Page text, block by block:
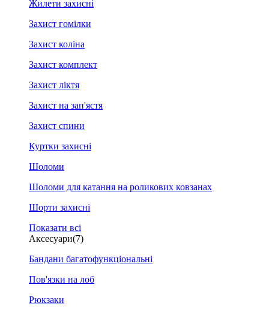
Жилети захисні
Захист гомілки
Захист коліна
Захист комплект
Захист ліктя
Захист на зап'ястя
Захист спини
Куртки захисні
Шоломи
Шоломи для катання на роликових ковзанах
Шорти захисні
Показати всі
Аксесуари(7)
Бандани багатофункціональні
Пов'язки на лоб
Рюкзаки